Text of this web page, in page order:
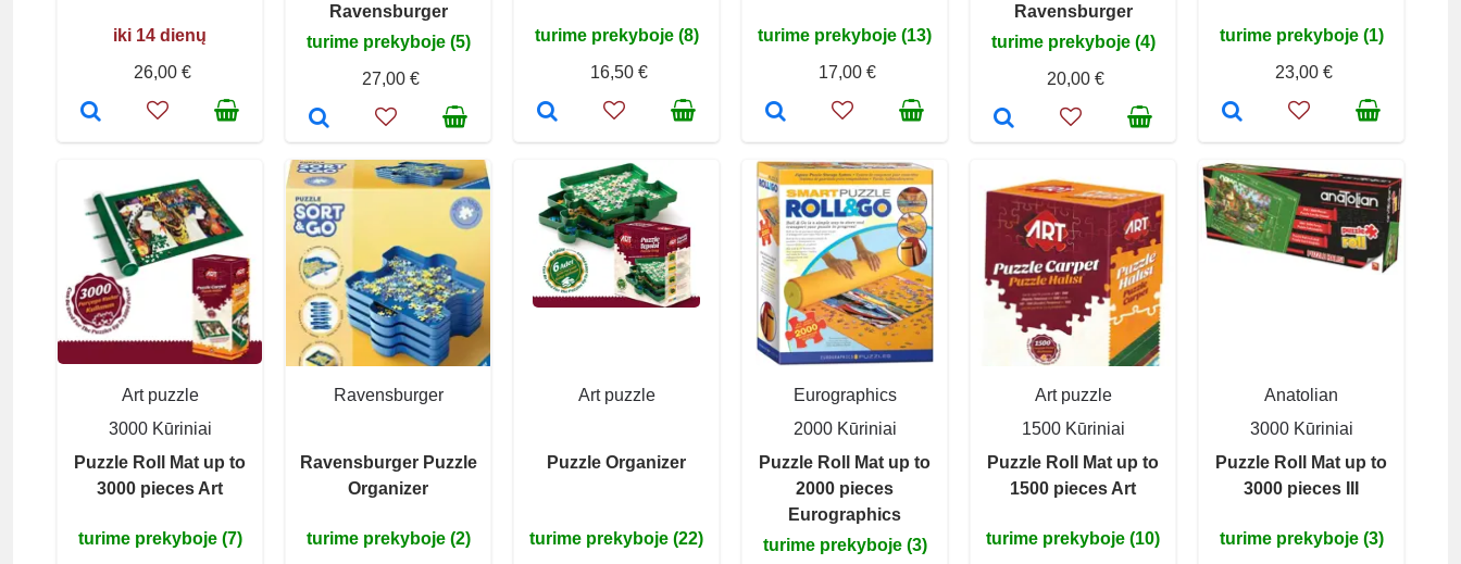
iki 14 dienų
26,00 €
Ravensburger
turime prekyboje (5)
27,00 €
turime prekyboje (8)
16,50 €
turime prekyboje (13)
17,00 €
Ravensburger
turime prekyboje (4)
20,00 €
turime prekyboje (1)
23,00 €
Art puzzle
3000 Kūriniai
Puzzle Roll Mat up to
3000 pieces Art
turime prekyboje (7)
Ravensburger
Ravensburger Puzzle
Organizer
turime prekyboje (2)
Art puzzle
Puzzle Organizer
turime prekyboje (22)
Eurographics
2000 Kūriniai
Puzzle Roll Mat up to
2000 pieces
Eurographics
turime prekyboje (3)
Art puzzle
1500 Kūriniai
Puzzle Roll Mat up to
1500 pieces Art
turime prekyboje (10)
Anatolian
3000 Kūriniai
Puzzle Roll Mat up to
3000 pieces III
turime prekyboje (3)